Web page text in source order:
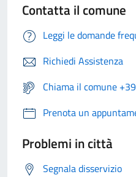
Contatta il comune
Leggi le domande
Richiedi Assistenza
Chiama il comune
Prenota un
Problemi in città
Segnala disservizio